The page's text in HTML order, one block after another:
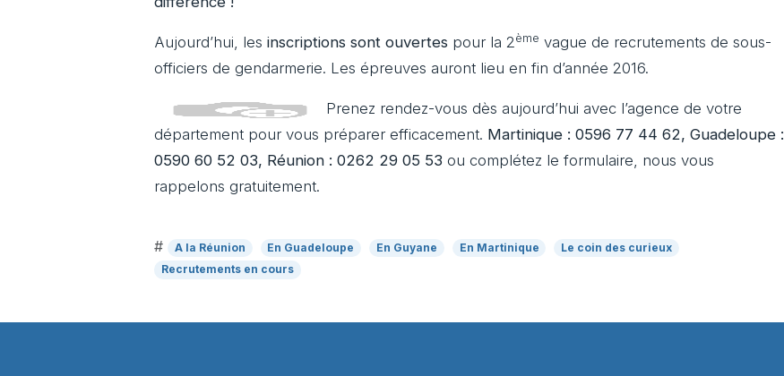
Aujourd’hui, les inscriptions sont ouvertes pour la 2ème vague de recrutements de sous-
officiers de gendarmerie. Les épreuves auront lieu en fin d’année 2016.
Prenez rendez-vous dès aujourd’hui avec l’agence de votre
département pour vous préparer efficacement. Martinique : 0596 77 44 62, Guadeloupe :
0590 60 52 03, Réunion : 0262 29 05 53 ou complétez le formulaire, nous vous
rappelons gratuitement.
# A la Réunion En Guadeloupe En Guyane En Martinique
Le coin des curieux
Recrutements en cours